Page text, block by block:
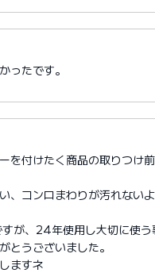
たです。
を付けたく商品の取りつけ
、コンロまわりが汚れない
が、24年使用し大切に使
とうございました。
ますネ